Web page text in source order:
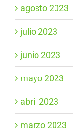
agosto 2023
julio 2023
junio 2023
mayo 2023
abril 2023
marzo 2023